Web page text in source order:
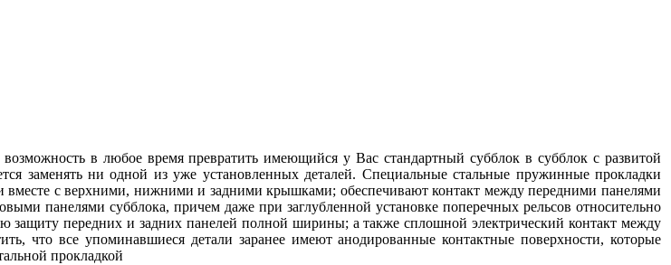
в любое время превратить имеющийся у Вас стандартный субблок в субблок с развитой
заменять ни одной из уже установленных деталей. Специальные стальные пружинные прокладки
вместе с верхними, нижними и задними крышками; обеспечивают контакт между передними панелями
панелями субблока, причем даже при заглубленной установке поперечных рельсов относительно
защиту передних и задних панелей полной ширины; а также сплошной электрический контакт между
что все упоминавшиеся детали заранее имеют анодированные контактные поверхности, которые
прокладкой